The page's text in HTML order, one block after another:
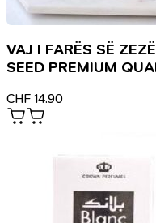
VAJ I FARËS SË
SEED PREMIUM
CHF 14.90